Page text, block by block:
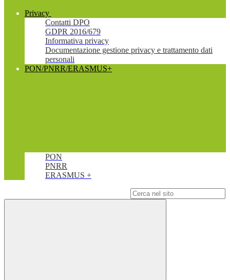
Privacy
Contatti DPO
GDPR 2016/679
Informativa privacy
Documentazione gestione privacy e trattamento dati
personali
PON/PNRR/ERASMUS+
PON
PNRR
ERASMUS +